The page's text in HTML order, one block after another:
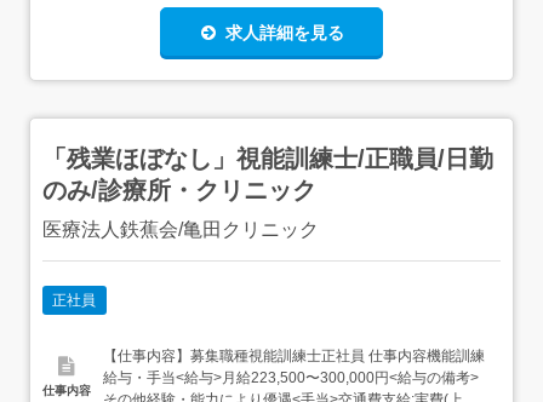
求人詳細を見る
「残業ほぼなし」視能訓練士/正職員/日勤
のみ/診療所・クリニック
医療法人鉄蕉会/亀田クリニック
正社員
仕事内容
【仕事内容】募集職種視能訓練士正社員 仕事内容機能訓練
給与・手当<給与>月給223,500〜300,000円<給与の備考>